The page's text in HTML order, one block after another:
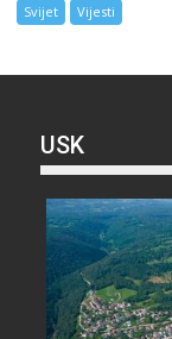
Svijet Vijesti
USK